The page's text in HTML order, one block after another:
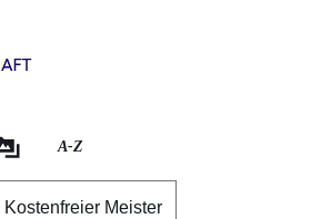
A-Z
Kostenfreier Meister